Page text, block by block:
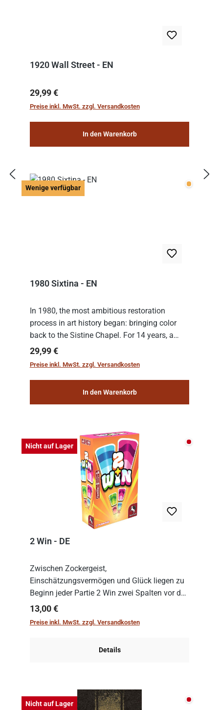
1920 Wall Street - EN
Regulärer Preis:
29,99 €
Preise inkl. MwSt. zzgl. Versandkosten
In den Warenkorb
Wenige verfügbar Wenige
1980 Sixtina - EN
In 1980, the most ambitious restoration
process in art history began: bringing color
back to the Sistine Chapel. For 14 years, a
team of experts from the Vatican undertook
the meticulous job of cleaning and
Regulärer Preis:
29,99 €
Preise inkl. MwSt. zzgl. Versandkosten
In den Warenkorb
Nicht auf Lager Nicht
2 Win - DE
Zwischen Zockergeist,
Einschätzungsvermögen und Glück liegen zu
Beginn jeder Partie 2 Win zwei Spalten vor den
Spielenden aus, die es in die Höhe zu treiben
gilt. Doch das geht natürlich nur, solange man
Regulärer Preis:
13,00 €
Preise inkl. MwSt. zzgl. Versandkosten
Details
Nicht auf Lager Nicht